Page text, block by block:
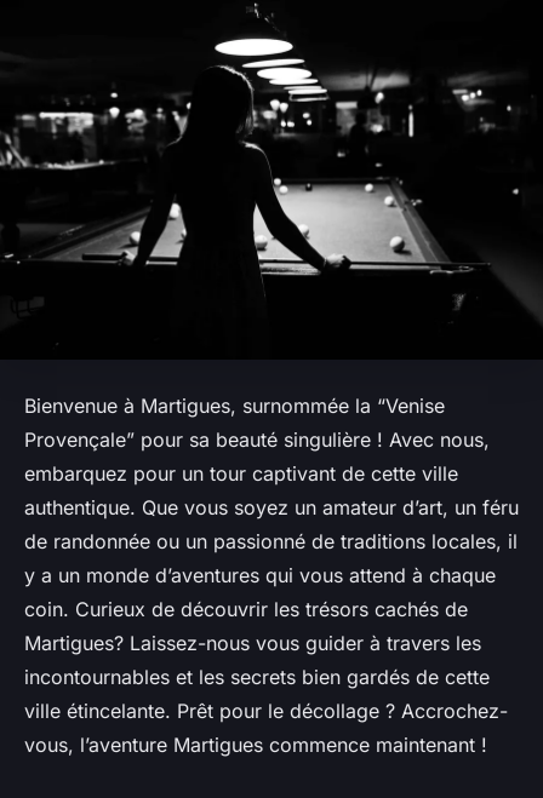
Bienvenue à Martigues, surnommée la “Venise
Provençale” pour sa beauté singulière ! Avec nous,
embarquez pour un tour captivant de cette ville
authentique. Que vous soyez un amateur d’art, un féru
de randonnée ou un passionné de traditions locales, il
y a un monde d’aventures qui vous attend à chaque
coin. Curieux de découvrir les trésors cachés de
Martigues? Laissez-nous vous guider à travers les
incontournables et les secrets bien gardés de cette
ville étincelante. Prêt pour le décollage ? Accrochez-
vous, l’aventure Martigues commence maintenant !